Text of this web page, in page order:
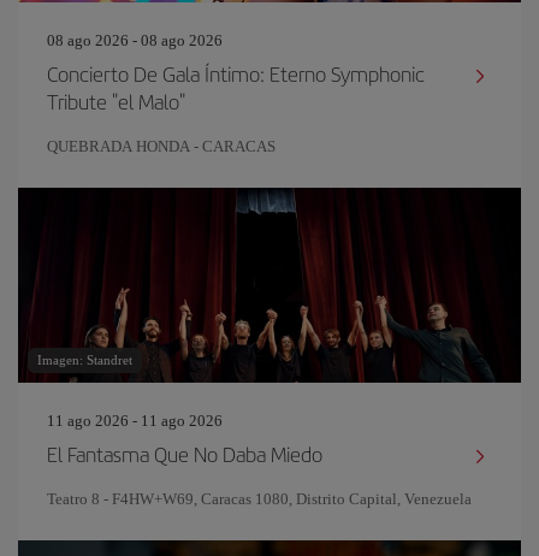
08 ago 2026 - 08 ago 2026
Concierto De Gala Íntimo: Eterno Symphonic
Tribute "el Malo"
QUEBRADA HONDA - CARACAS
Imagen: Standret
11 ago 2026 - 11 ago 2026
El Fantasma Que No Daba Miedo
Teatro 8 - F4HW+W69, Caracas 1080, Distrito Capital, Venezuela